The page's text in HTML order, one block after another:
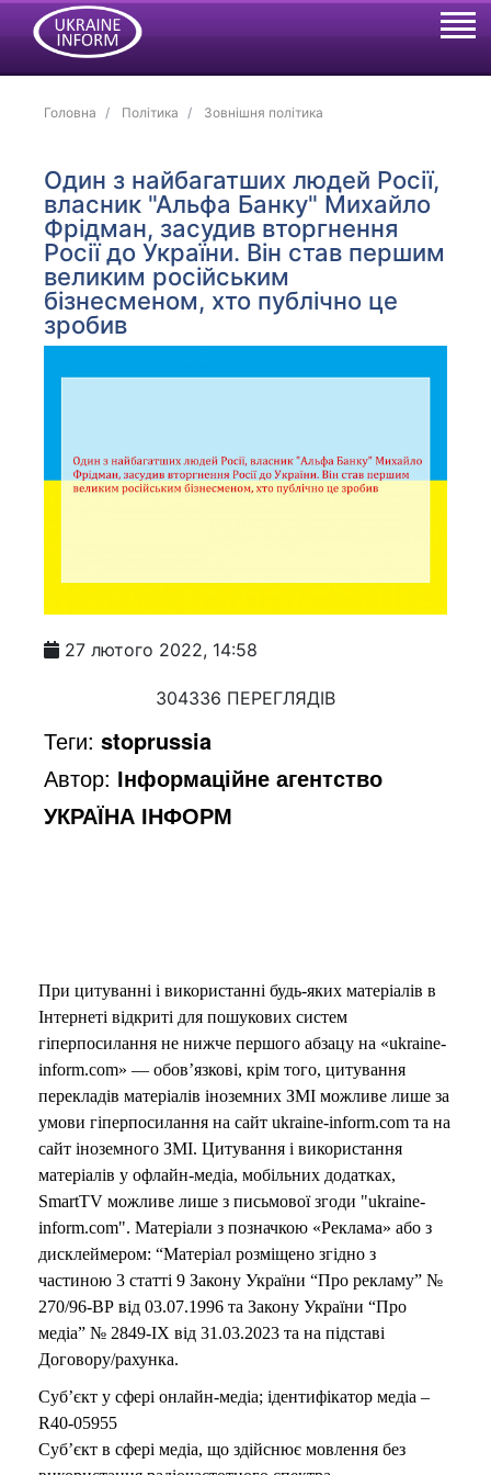
Головна Політика Зовнішня політика
Один з найбагатших людей Росії,
власник "Альфа Банку" Михайло
Фрідман, засудив вторгнення
Росії до України. Він став першим
великим російським
бізнесменом, хто публічно це
зробив
27 лютого 2022, 14:58
304336 ПЕРЕГЛЯДІВ
Теги:stoprussia
Автор: Інформаційне агентство
УКРАЇНА ІНФОРМ
При цитуванні і використанні будь-яких матеріалів в
Інтернеті відкриті для пошукових систем
гіперпосилання не нижче першого абзацу на «ukraine-
inform.com» — обов’язкові, крім того, цитування
перекладів матеріалів іноземних ЗМІ можливе лише за
умови гіперпосилання на сайт ukraine-inform.com та на
сайт іноземного ЗМІ. Цитування і використання
матеріалів у офлайн-медіа, мобільних додатках,
SmartTV можливе лише з письмової згоди "ukraine-
inform.com". Матеріали з позначкою «Реклама» або з
дисклеймером: “Матеріал розміщено згідно з
частиною 3 статті 9 Закону України “Про рекламу” №
270/96-ВР від 03.07.1996 та Закону України “Про
медіа” № 2849-IX від 31.03.2023 та на підставі
Договору/рахунка.
Суб’єкт у сфері онлайн-медіа; ідентифікатор медіа –
R40-05955
Суб’єкт в сфері медіа, що здійснює мовлення без